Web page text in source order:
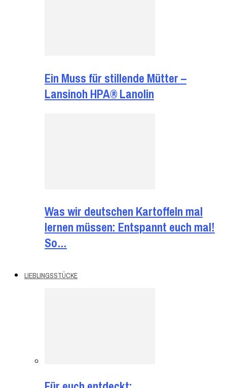
Ein Muss für stillende Mütter –
Lansinoh HPA® Lanolin
Was wir deutschen Kartoffeln mal
lernen müssen: Entspannt euch mal!
So…
LIEBLINGSSTÜCKE